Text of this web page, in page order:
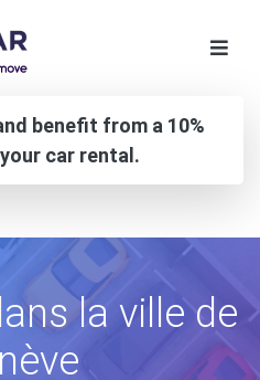
benefit from a 10%
car rental.
la ville de